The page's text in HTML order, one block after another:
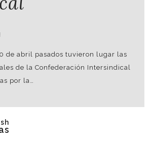
de abril pasados tuvieron lugar las
de la Confederación Intersindical
por la…